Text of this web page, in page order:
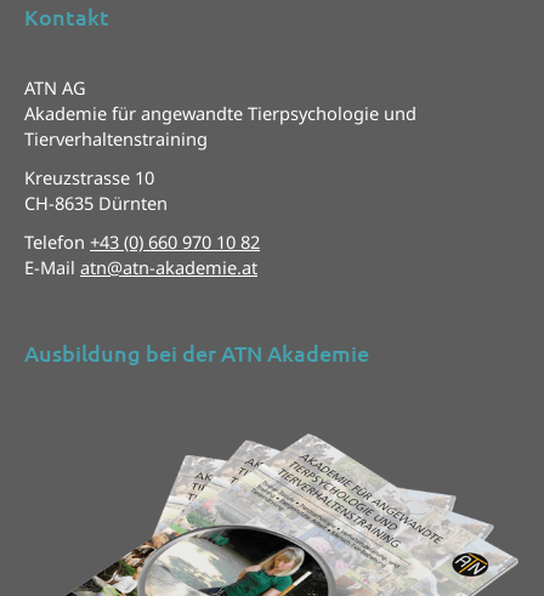
Kontakt
ATN AG
Akademie für angewandte Tierpsychologie und
Tierverhaltenstraining
Kreuzstrasse 10
CH-8635 Dürnten
Telefon +43 (0) 660 970 10 82
E-Mail atn@atn-akademie.at
Ausbildung bei der ATN Akademie